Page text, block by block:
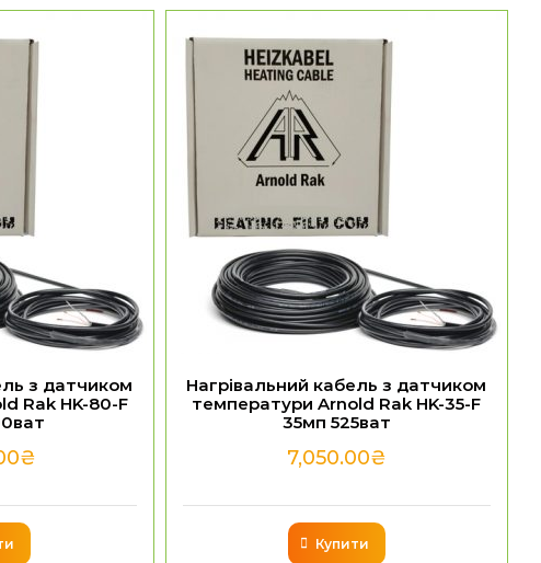
з датчиком
Rak HK-80-F
₴
Нагрівальний кабель з датчиком
температури Arnold Rak HK-35-F
35мп 525ват
7,050.00₴
Купити